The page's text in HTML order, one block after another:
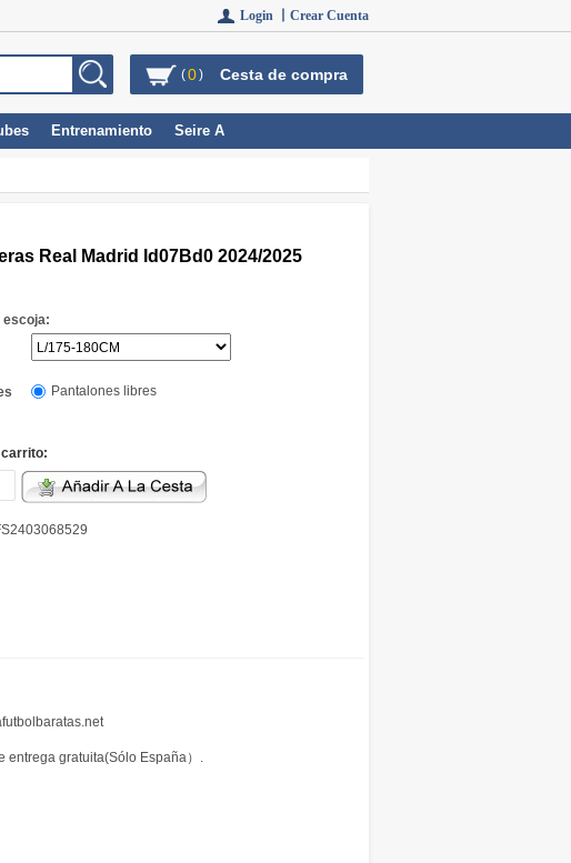
Login 丨 Crear Cuenta
(0) Cesta de compra
Entrenamiento Seire A
Real Madrid Id07Bd0 2024/2025
escoja:
Pantalones libres
entrega gratuita(Sólo España）.